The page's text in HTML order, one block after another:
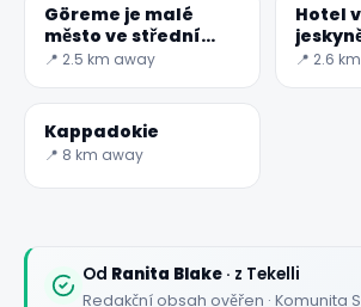
Göreme je malé
město ve střední
Anatolii
📍 2.5 km away
Hotel
📍 2.6
Kappadokie
📍 8 km away
Od Ranita Blake · z Tekelli
Redakční obsah ověřen · Komunita